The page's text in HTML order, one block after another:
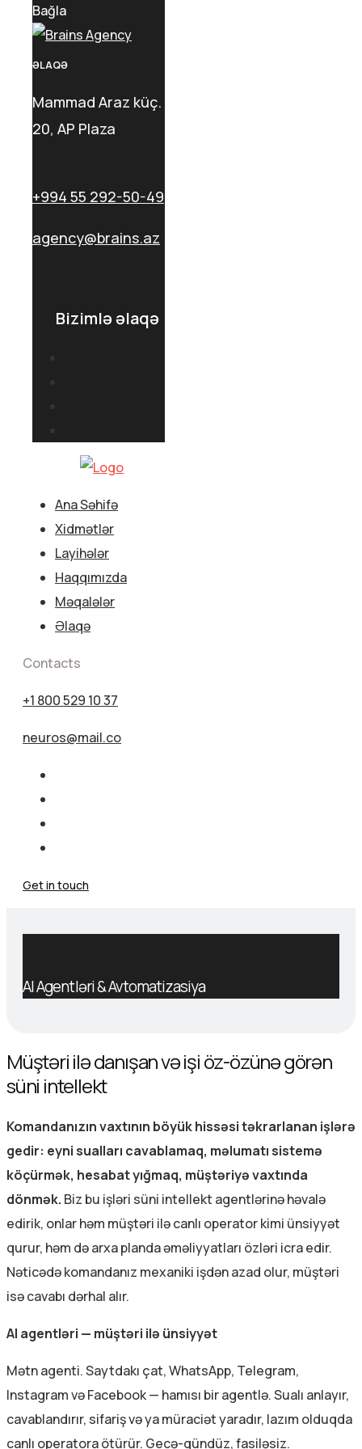
Bağla
ƏLAQƏ
Mammad Araz küç.
20, AP Plaza
+994 55 292-50-49
agency@brains.az
Bizimlə əlaqə
Ana Səhifə
Xidmətlər
Layihələr
Haqqımızda
Məqalələr
Əlaqə
Contacts
+1 800 529 10 37
neuros@mail.co
Get in touch
AI Agentləri & Avtomatizasiya
Müştəri ilə danışan və işi öz-özünə görən
süni intellekt
Komandanızın vaxtının böyük hissəsi təkrarlanan işlərə
gedir: eyni sualları cavablamaq, məlumatı sistemə
köçürmək, hesabat yığmaq, müştəriyə vaxtında
dönmək. Biz bu işləri süni intellekt agentlərinə həvalə
edirik, onlar həm müştəri ilə canlı operator kimi ünsiyyət
qurur, həm də arxa planda əməliyyatları özləri icra edir.
Nəticədə komandanız mexaniki işdən azad olur, müştəri
isə cavabı dərhal alır.
AI agentləri — müştəri ilə ünsiyyət
Mətn agenti. Saytdakı çat, WhatsApp, Telegram,
Instagram və Facebook — hamısı bir agentlə. Sualı anlayır,
cavablandırır, sifariş və ya müraciət yaradır, lazım olduqda
canlı operatora ötürür. Gecə-gündüz, fasiləsiz.